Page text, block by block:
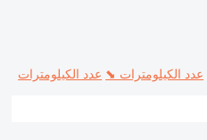
عدد الكيلومترات ⬊ عدد الكيلومترات